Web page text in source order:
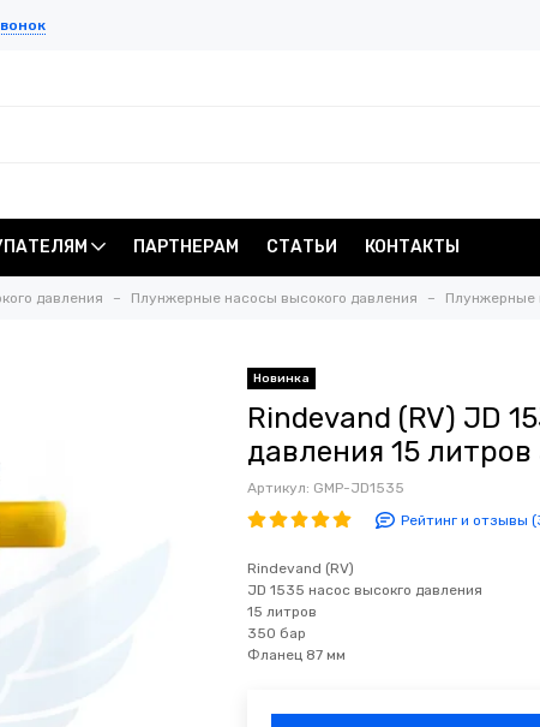
ПАРТНЕРАМ СТАТЬИ КОНТАКТЫ
давления Плунжерные насосы высокого давления Плунжерные
Новинка
Rindevand (RV) JD
давления 15
Артикул: GMP-JD1535
Рейтинг и отзывы
Rindevand (RV)
JD 1535 насос высокго давления
15 литров
350 бар
Фланец 87 мм